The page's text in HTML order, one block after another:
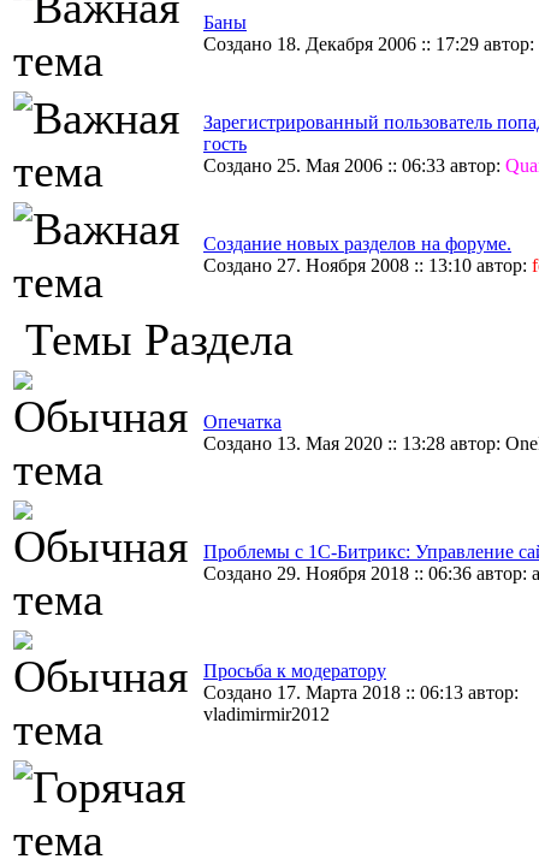
Баны
Создано 18. Декабря 2006 :: 17:29 автор:
Зарегистрированный пользователь
гость
Создано 25. Мая 2006 :: 06:33 автор:
Создание новых разделов на форуме.
Создано 27. Ноября 2008 :: 13:10 автор:
Темы Раздела
Опечатка
Создано 13. Мая 2020 :: 13:28 автор:
Проблемы с 1С-Битрикс: Управление
Создано 29. Ноября 2018 :: 06:36 автор:
Просьба к модератору
Создано 17. Марта 2018 :: 06:13 автор:
vladimirmir2012